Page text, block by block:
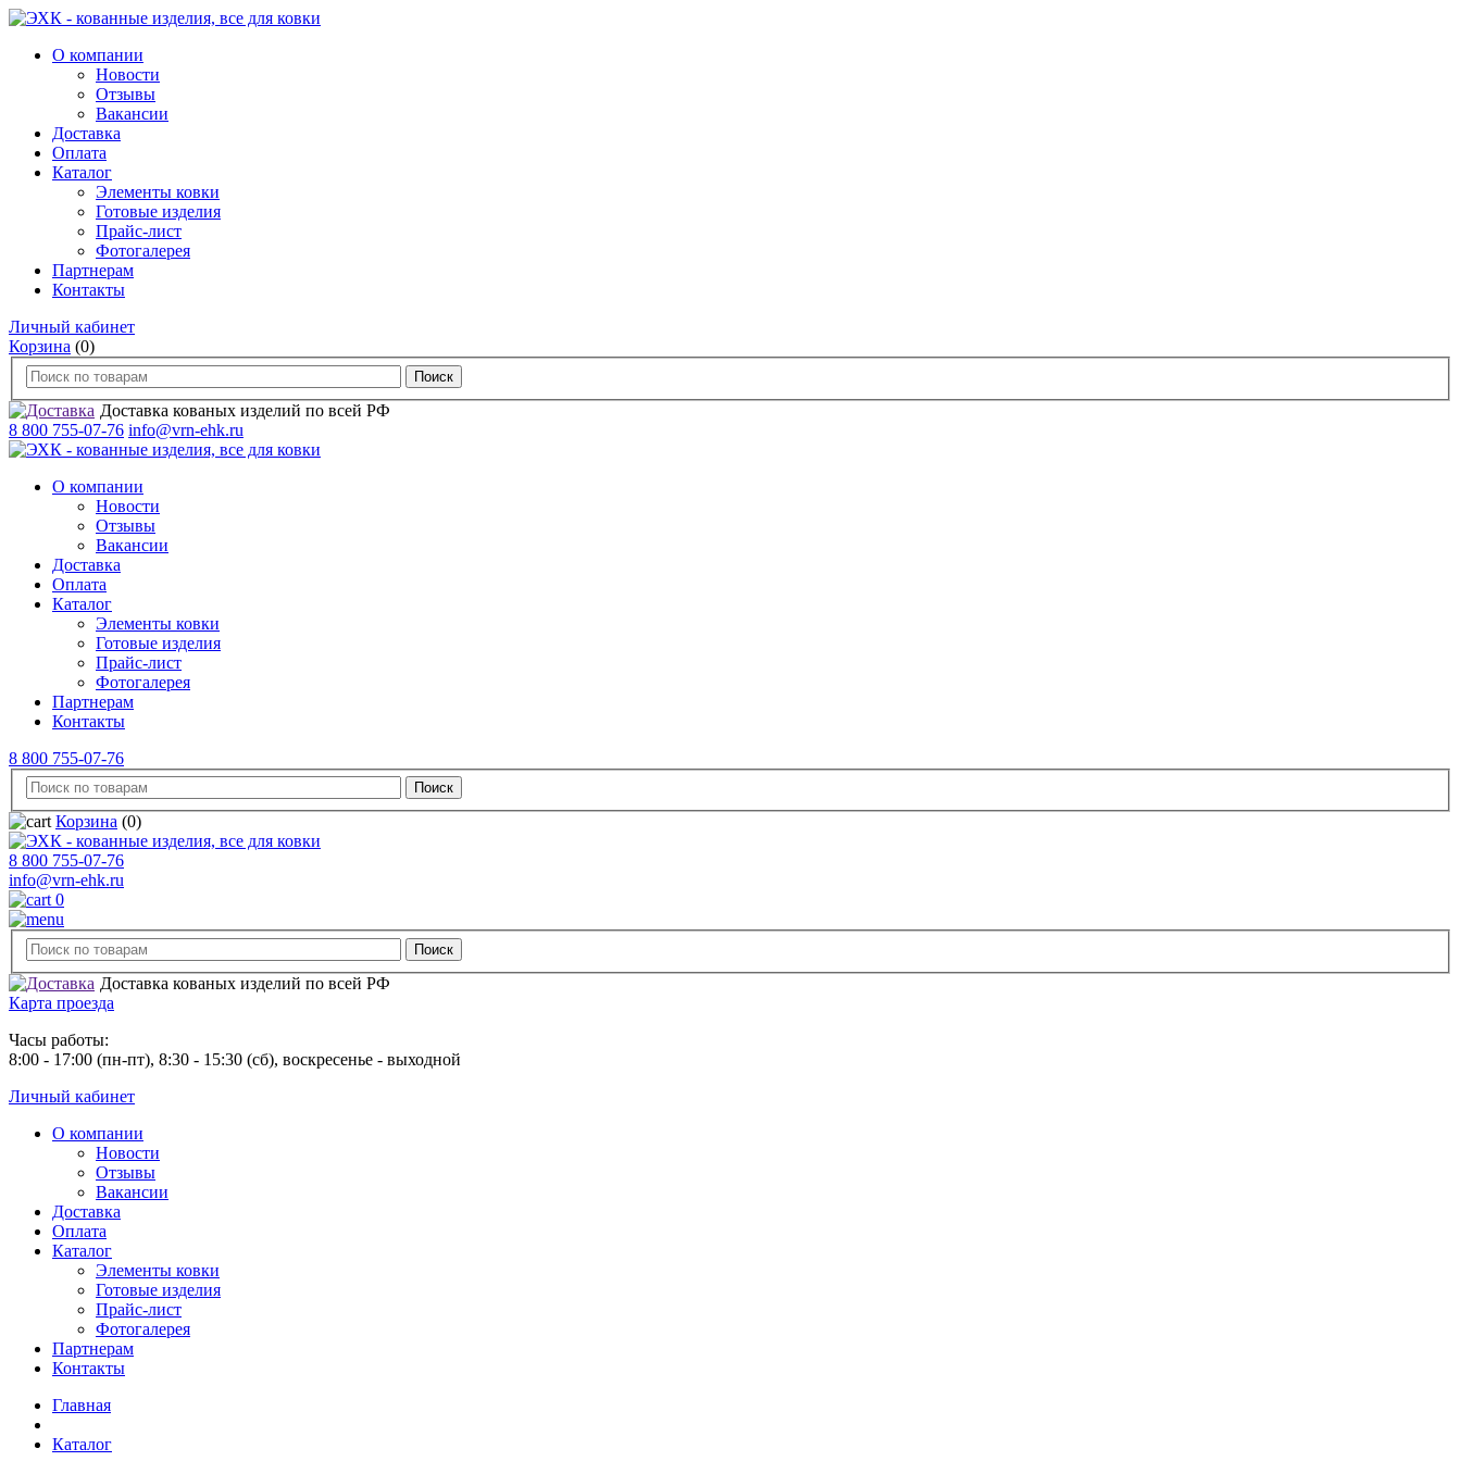
О компании
Новости
Отзывы
Вакансии
Доставка
Оплата
Каталог
Элементы ковки
Готовые изделия
Прайс-лист
Фотогалерея
Партнерам
Контакты
Личный кабинет
Корзина (0)
Доставка кованых изделий по всей РФ
8 800 755-07-76 info@vrn-ehk.ru
О компании
Новости
Отзывы
Вакансии
Доставка
Оплата
Каталог
Элементы ковки
Готовые изделия
Прайс-лист
Фотогалерея
Партнерам
Контакты
8 800 755-07-76
Корзина (0)
8 800 755-07-76
info@vrn-ehk.ru
0
Доставка кованых изделий по всей РФ
Карта проезда
Часы работы:
8:00 - 17:00 (пн-пт), 8:30 - 15:30 (сб), воскресенье - выходной
Личный кабинет
О компании
Новости
Отзывы
Вакансии
Доставка
Оплата
Каталог
Элементы ковки
Готовые изделия
Прайс-лист
Фотогалерея
Партнерам
Контакты
Главная
Каталог